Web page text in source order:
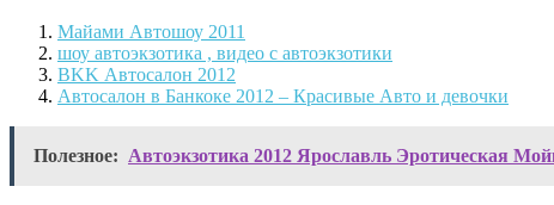
Майами Автошоу 2011
шоу автоэкзотика , видео с автоэкзотики
BKK Автосалон 2012
Автосалон в Банкоке 2012 – Красивые Авто и девочки
Полезное: Автоэкзотика 2012 Ярославль Эротическая